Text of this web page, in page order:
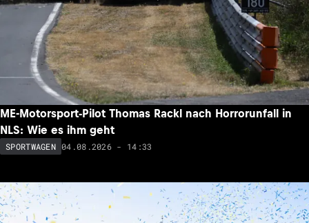
ME-Motorsport-Pilot Thomas Rackl nach Horrorunfall in
NLS: Wie es ihm geht
SPORTWAGEN 04.08.2026 - 14:33